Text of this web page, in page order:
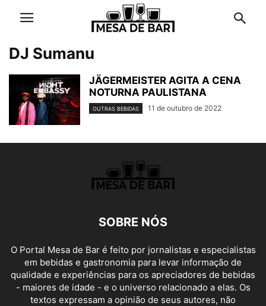
DJ Sumanu
JÄGERMEISTER AGITA A CENA
NOTURNA PAULISTANA
OUTRAS BEBIDAS 11 de outubro de 2022
SOBRE NÓS
O Portal Mesa de Bar é feito por jornalistas e especialistas
em bebidas e gastronomia para levar informação de
qualidade e experiências para os apreciadores de bebidas
- maiores de idade - e o universo relacionado a elas. Os
textos expressam a opinião de seus autores, não